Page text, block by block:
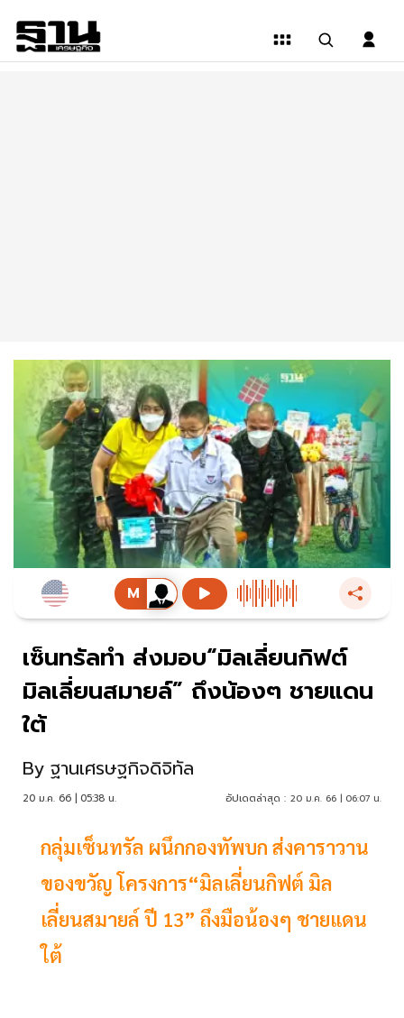
เซ็นทรัลทำ ส่งมอบ“มิลเลี่ยนกิฟต์
มิลเลี่ยนสมายล์” ถึงน้องๆ ชายแดน
ใต้
By ฐานเศรษฐกิจดิจิทัล
20 ม.ค. 66 | 05:38 น. อัปเดตล่าสุด : 20 ม.ค. 66 | 06:07 น.
กลุ่มเซ็นทรัล ผนึกกองทัพบก ส่งคาราวาน
ของขวัญ โครงการ“มิลเลี่ยนกิฟต์ มิล
เลี่ยนสมายล์ ปี 13” ถึงมือน้องๆ ชายแดน
ใต้